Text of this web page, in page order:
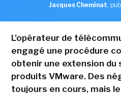
Jacques Cheminat,
L'opérateur de
engagé une procédure
obtenir une extension du
produits VMware. Des
toujours en cours, mais